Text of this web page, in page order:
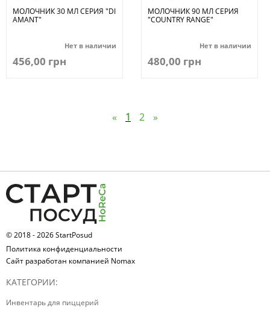
МОЛОЧНИК 30 МЛ СЕРИЯ "DI
AMANT"
Нет в наличии
456,00 грн
МОЛОЧНИК 90 МЛ СЕРИЯ
"COUNTRY RANGE"
Нет в наличии
480,00 грн
« 1 2 »
© 2018 - 2026 StartPosud
Политика конфиденциальности
Сайт разработан компанией Nomax
КАТЕГОРИИ:
Инвентарь для пиццерий